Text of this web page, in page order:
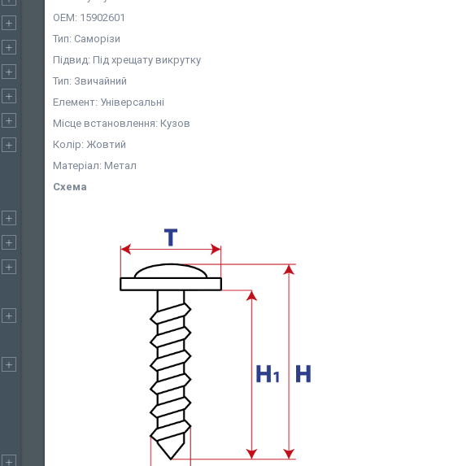
OEM: 15902601
Тип: Саморізи
Підвид: Під хрещату викрутку
Тип: Звичайний
Елемент: Універсальні
Місце встановлення: Кузов
Колір: Жовтий
Матеріал: Метал
Схема